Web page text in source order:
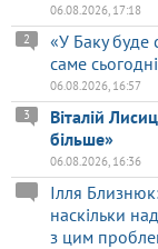
06.08.2026, 17:18
«У Баку буде
саме
2
06.08.2026, 16:57
Віталій
більше»
3
06.08.2026, 16:36
Ілля
наскільки
з цим